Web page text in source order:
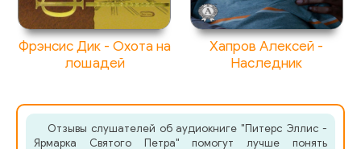
Фрэнсис Дик - Охота на
лошадей
Хапров Алексей -
Наследник
Отзывы слушателей об аудиокниге "Питерс Эллис -
Ярмарка Святого Петра" помогут лучше понять